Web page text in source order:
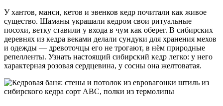
У хантов, манси, кетов и эвенков кедр почитали как живое
существо. Шаманы украшали кедром свои ритуальные
посохи, ветку ставили у входа в чум как оберег. В сибирских
деревнях из кедра веками делали сундуки для хранения мехов
и одежды — древоточцы его не трогают, в нём природные
репелленты. Узнать настоящий сибирский кедр легко: у него
характерная розовая сердцевина, у сосны она желтоватая.